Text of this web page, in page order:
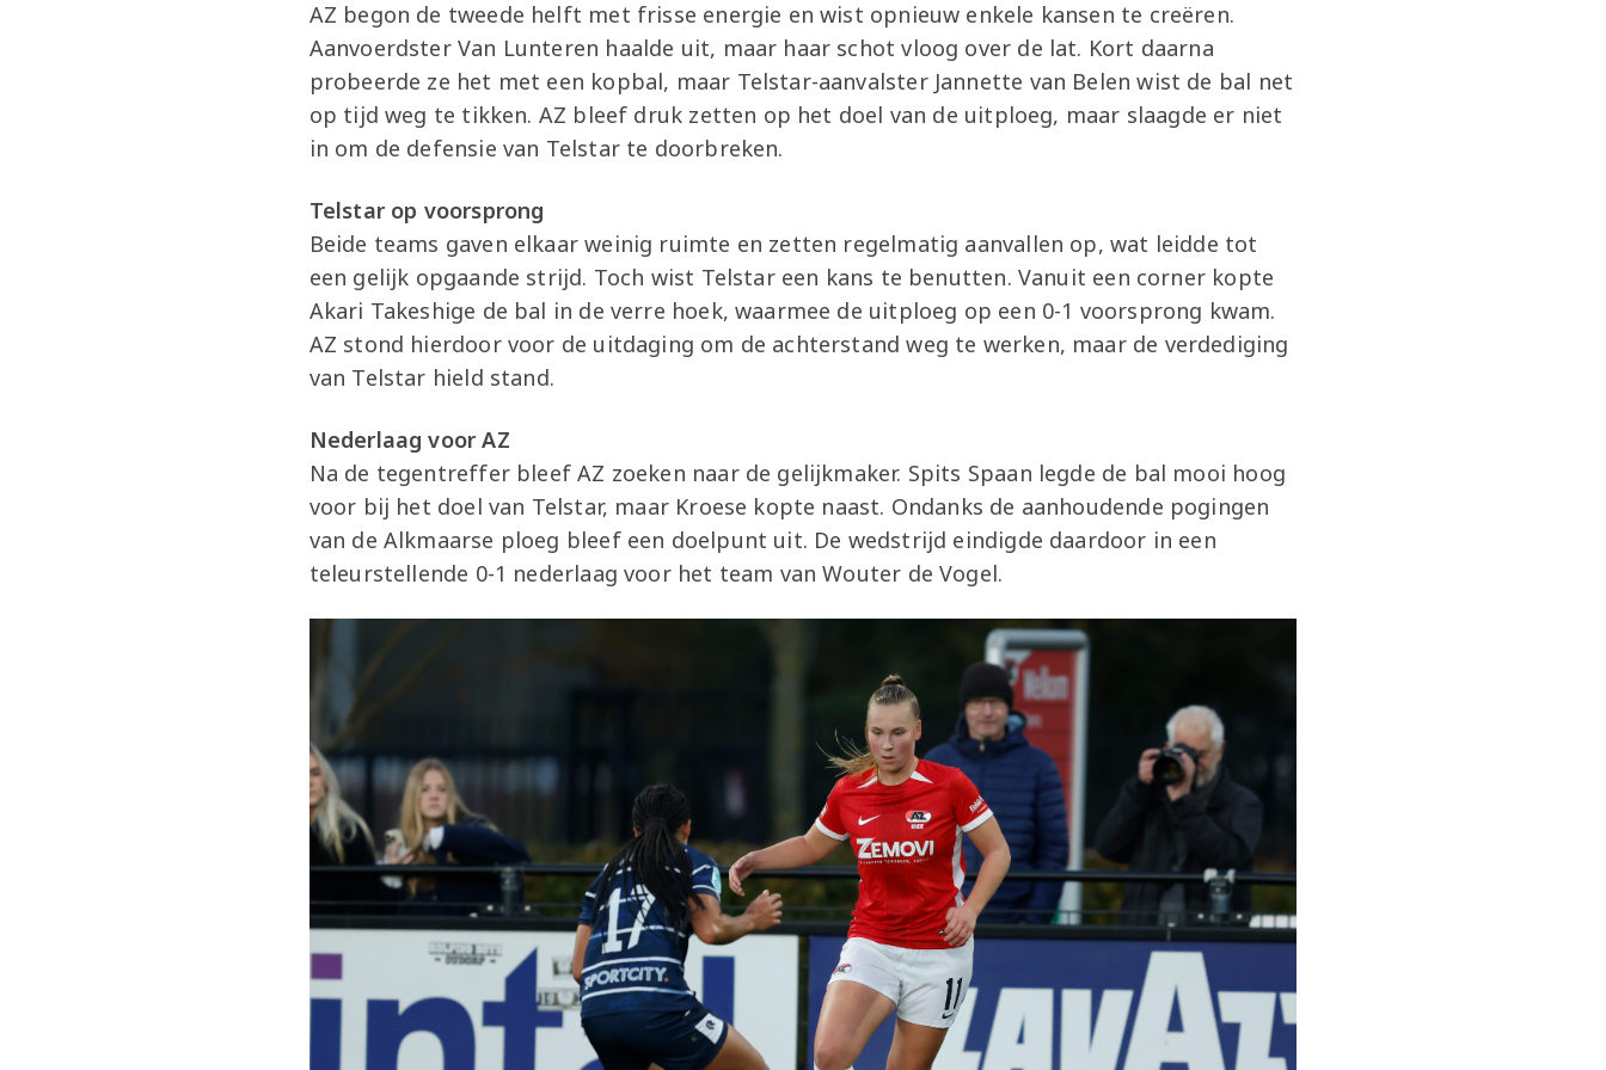
AZ begon de tweede helft met frisse energie en wist opnieuw enkele kansen te creëren.
Aanvoerdster Van Lunteren haalde uit, maar haar schot vloog over de lat. Kort daarna
probeerde ze het met een kopbal, maar Telstar-aanvalster Jannette van Belen wist de bal net
op tijd weg te tikken. AZ bleef druk zetten op het doel van de uitploeg, maar slaagde er niet
in om de defensie van Telstar te doorbreken.
Telstar op voorsprong
Beide teams gaven elkaar weinig ruimte en zetten regelmatig aanvallen op, wat leidde tot
een gelijk opgaande strijd. Toch wist Telstar een kans te benutten. Vanuit een corner kopte
Akari Takeshige de bal in de verre hoek, waarmee de uitploeg op een 0-1 voorsprong kwam.
AZ stond hierdoor voor de uitdaging om de achterstand weg te werken, maar de verdediging
van Telstar hield stand.
Nederlaag voor AZ
Na de tegentreffer bleef AZ zoeken naar de gelijkmaker. Spits Spaan legde de bal mooi hoog
voor bij het doel van Telstar, maar Kroese kopte naast. Ondanks de aanhoudende pogingen
van de Alkmaarse ploeg bleef een doelpunt uit. De wedstrijd eindigde daardoor in een
teleurstellende 0-1 nederlaag voor het team van Wouter de Vogel.